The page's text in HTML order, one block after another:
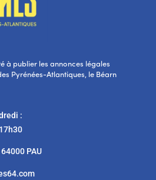
à publier les annonces légales
Pyrénées-Atlantiques, le Béarn
:
PAU